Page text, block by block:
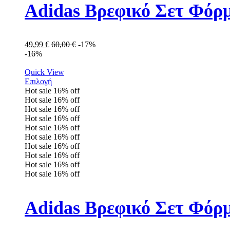
Adidas Βρεφικό Σετ
49,99 € 60,00€ -17%
-16%
Quick View
Επιλογή
Hot sale 16% off
Hot sale 16% off
Hot sale 16% off
Hot sale 16% off
Hot sale 16% off
Hot sale 16% off
Hot sale 16% off
Hot sale 16% off
Hot sale 16% off
Hot sale 16% off
Adidas Βρεφικό Σετ